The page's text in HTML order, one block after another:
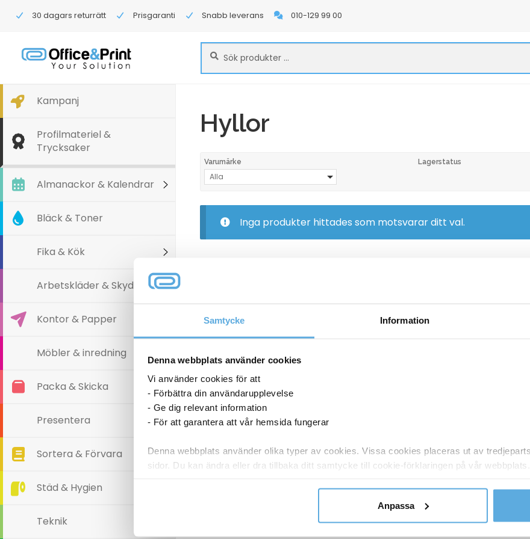
Samtycke Information
Denna webbplats använder cookies
Vi använder cookies för att
- Förbättra din användarupplevelse
- Ge dig relevant information
- För att garantera att vår hemsida fungerar
Denna webbplats använder olika typer av cookies. Vissa cookies placeras ut av
sidor. Du kan ändra eller dra tillbaka ditt samtycke till cookie-förklaringen på vår webbplats.
Anpassa
30 dagars returrätt Prisgaranti Snabb leverans 010-129 99 00
Sök
efter:
Sök
Kampanj
Profilmateriel &
Trycksaker
Almanackor & Kalendrar
Bläck & Toner
Fika & Kök
Arbetskläder & Skydd
Kontor & Papper
Möbler & inredning
Packa & Skicka
Presentera
Sortera & Förvara
Städ & Hygien
Teknik
Hyllor
Varumärke
Alla
Lagerstatus
Inga produkter hittades som motsvarar ditt val.